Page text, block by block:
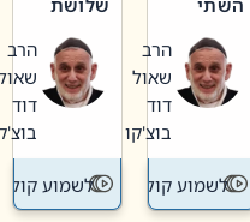
וערב של
חיינו
הרב
שאול
דוד
בוצ'קו
לשמוע קול תורה – מדרש
האבות
הרב
שאול
דוד
בוצ'קו
לשמוע קול